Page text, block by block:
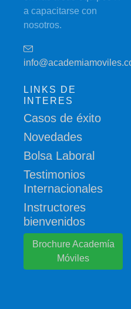
a capacitarse con
nosotros.
LINKS DE
INTERES
Casos de éxito
Novedades
Bolsa Laboral
Testimonios
Internacionales
Instructores
bienvenidos
Brochure Academía
Móviles